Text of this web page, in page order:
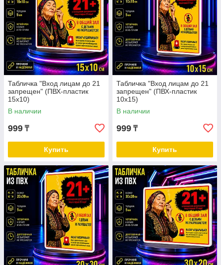
Табличка "Вход лицам до 21
запрещен" (ПВХ-пластик
15х10)
В наличии
999 ₸
Купить
Табличка "Вход лицам до 21
запрещен" (ПВХ-пластик
10х15)
В наличии
999 ₸
Купить